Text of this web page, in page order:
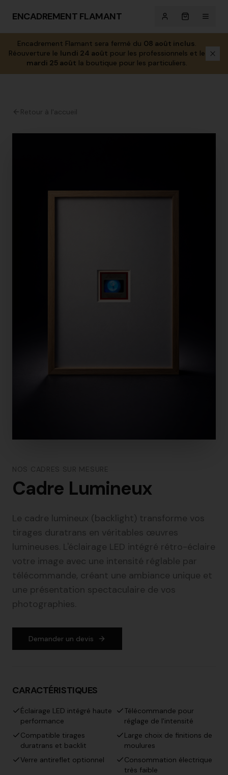
ENCADREMENT FLAMANT
Encadrement Flamant sera fermé du 08 août inclus.
Réouverture le lundi 24 août pour les professionnels et le
mardi 25 août la boutique pour les particuliers.
Retour à l'accueil
NOS CADRES SUR MESURE
Cadre Lumineux
Le cadre lumineux (backlight) transforme vos
tirages duratrans en véritables œuvres
lumineuses. L'éclairage LED intégré rétro-éclaire
votre image avec une intensité réglable par
télécommande, créant une ambiance unique et
une présentation spectaculaire de vos
photographies.
Demander un devis
CARACTÉRISTIQUES
Éclairage LED intégré haute
performance
Télécommande pour
réglage de l'intensité
Compatible tirages
duratrans et backlit
Large choix de finitions de
moulures
Verre antireflet optionnel
Consommation électrique
très faible